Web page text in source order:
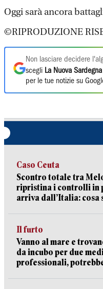
Oggi sarà ancora
©RIPRODUZIONE
Non lasciare decidere
scegli La Nuova Sardegna
per le tue notizie su
Caso Ceuta
Scontro totale tra
ripristina i controlli in
arriva dall’Italia: cosa
Il furto
Vanno al mare e
da incubo per due
professionali,